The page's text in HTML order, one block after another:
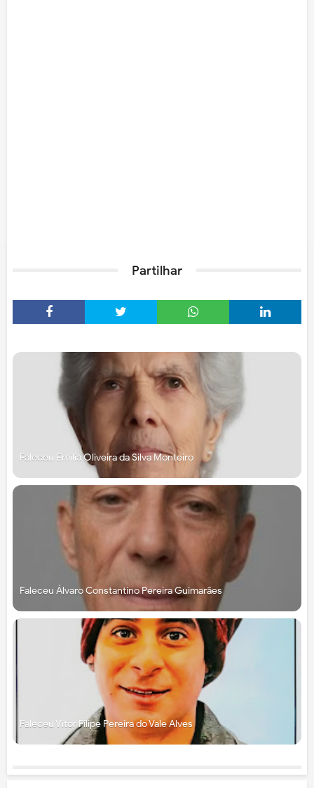
Partilhar
Faleceu Emília Oliveira da Silva Monteiro
Faleceu Álvaro Constantino Pereira Guimarães
Faleceu Vítor Filipe Pereira do Vale Alves